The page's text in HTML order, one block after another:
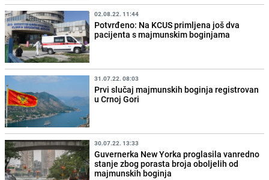
02.08.22. 11:44
Potvrđeno: Na KCUS primljena još dva
pacijenta s majmunskim boginjama
31.07.22. 08:03
Prvi slučaj majmunskih boginja registrovan
u Crnoj Gori
30.07.22. 13:33
Guvernerka New Yorka proglasila vanredno
stanje zbog porasta broja oboljelih od
majmunskih boginja